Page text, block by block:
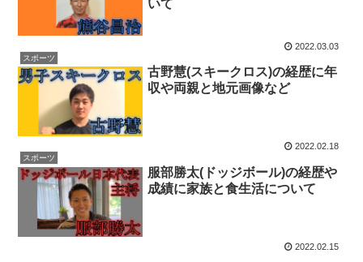
いて
2022.03.03
スポーツ
古野慧(スキークロス)の経歴に年
収や両親と地元画像など
2022.02.18
スポーツ
服部勝太(ドッジボール)の経歴や
成績に家族と食生活について
2022.02.15